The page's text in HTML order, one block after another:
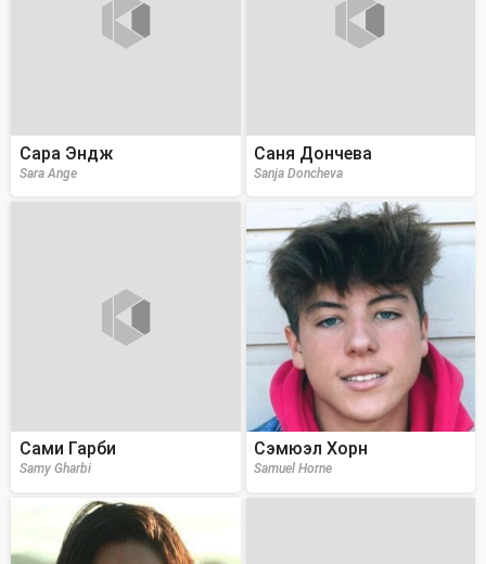
Сара Эндж
Sara Ange
Саня Дончева
Sanja Doncheva
Сами Гарби
Samy Gharbi
Сэмюэл Хорн
Samuel Horne